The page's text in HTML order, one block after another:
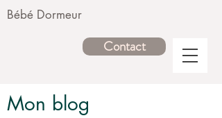
Bébé Dormeur
Contact
Mon blog